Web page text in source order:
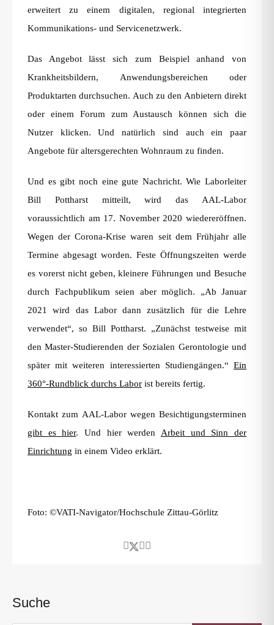
erweitert zu einem digitalen, regional integrierten
Kommunikations- und Servicenetzwerk.
Das Angebot lässt sich zum Beispiel anhand von
Krankheitsbildern, Anwendungsbereichen oder
Produktarten durchsuchen. Auch zu den Anbietern direkt
oder einem Forum zum Austausch können sich die
Nutzer klicken. Und natürlich sind auch ein paar
Angebote für altersgerechten Wohnraum zu finden.
Und es gibt noch eine gute Nachricht. Wie Laborleiter
Bill Pottharst mitteilt, wird das AAL-Labor
voraussichtlich am 17. November 2020 wiedereröffnen.
Wegen der Corona-Krise waren seit dem Frühjahr alle
Termine abgesagt worden. Feste Öffnungszeiten werde
es vorerst nicht geben, kleinere Führungen und Besuche
durch Fachpublikum seien aber möglich. „Ab Januar
2021 wird das Labor dann zusätzlich für die Lehre
verwendet“, so Bill Pottharst. „Zunächst testweise mit
den Master-Studierenden der Sozialen Gerontologie und
später mit weiteren interessierten Studiengängen.“ Ein
360°-Rundblick durchs Labor ist bereits fertig.
Kontakt zum AAL-Labor wegen Besichtigungsterminen
gibt es hier. Und hier werden Arbeit und Sinn der
Einrichtung in einem Video erklärt.
Foto: ©VATI-Navigator/Hochschule Zittau-Görlitz
Suche